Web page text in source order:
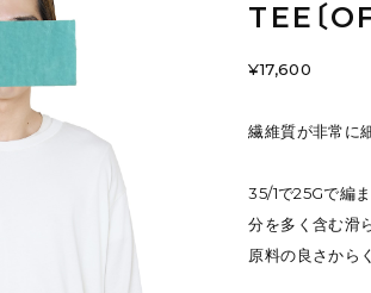
TEE〔
¥17,600
繊維質が非常に
35/1で25Gで編
分を多く含む滑
原料の良さから